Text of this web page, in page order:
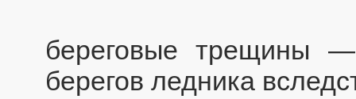
береговые трещины
берегов ледника